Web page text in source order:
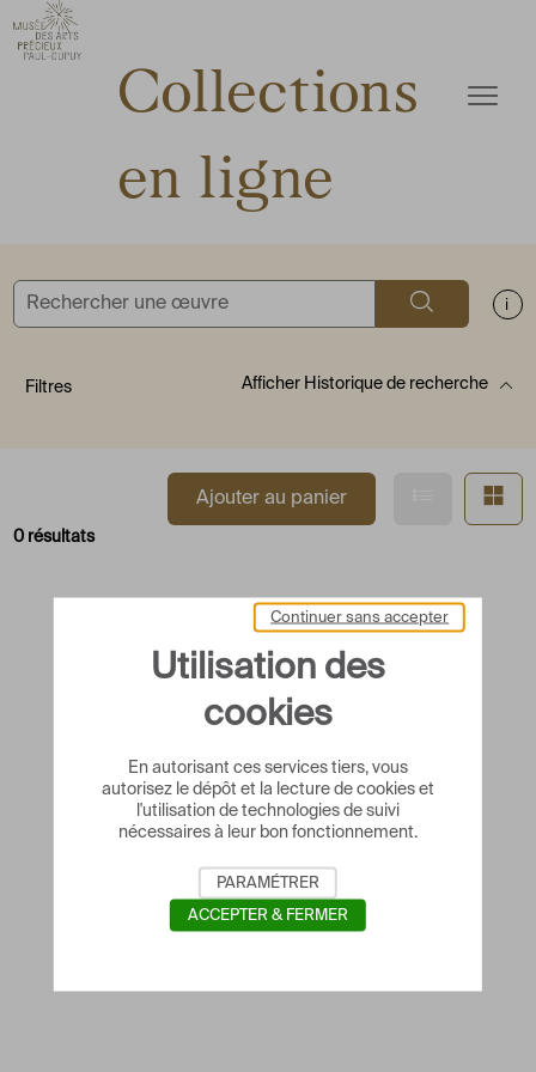
Accèder directement au contenu
Accèder directement au contenu
Collections
en ligne
Ouvrir
Rechercher
Filtres AfficherHistorique de recherche
0 résultats
Ajouter au panier Afficher
Utilisation des
cookies
En autorisant ces services tiers, vous
autorisez le dépôt et la lecture de cookies et
l'utilisation de technologies de suivi
nécessaires à leur bon fonctionnement.
Continuer sans accepter
PARAMÉTRER
ACCEPTER & FERMER